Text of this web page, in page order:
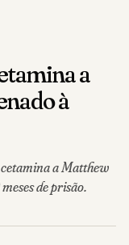
a
à
a Matthew
de prisão.